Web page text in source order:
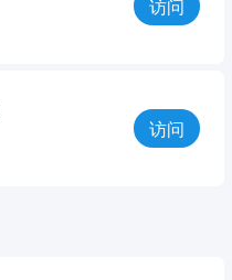
访问
访问